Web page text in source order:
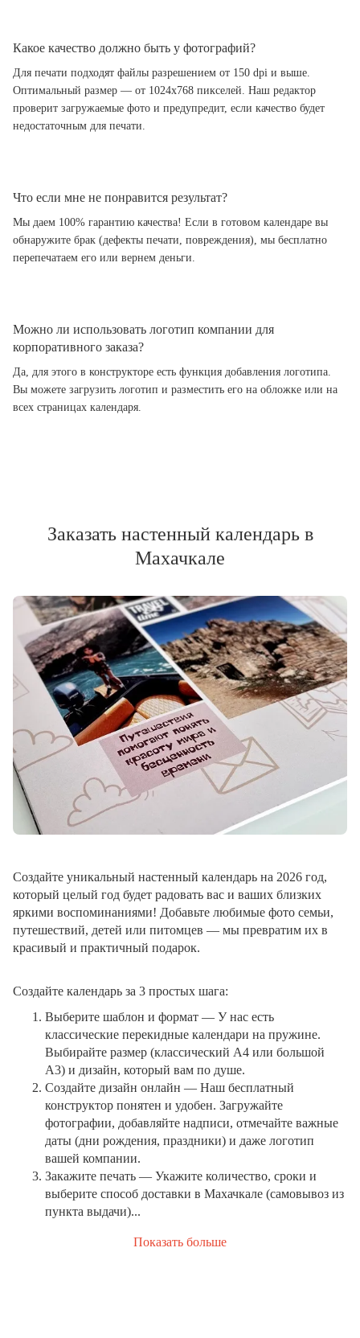
Какое качество должно быть у фотографий?
Для печати подходят файлы разрешением от 150 dpi и выше.
Оптимальный размер — от 1024x768 пикселей. Наш редактор
проверит загружаемые фото и предупредит, если качество будет
недостаточным для печати.
Что если мне не понравится результат?
Мы даем 100% гарантию качества! Если в готовом календаре вы
обнаружите брак (дефекты печати, повреждения), мы бесплатно
перепечатаем его или вернем деньги.
Можно ли использовать логотип компании для
корпоративного заказа?
Да, для этого в конструкторе есть функция добавления логотипа.
Вы можете загрузить логотип и разместить его на обложке или на
всех страницах календаря.
Заказать настенный календарь в
Махачкале
Создайте уникальный настенный календарь на 2026 год,
который целый год будет радовать вас и ваших близких
яркими воспоминаниями! Добавьте любимые фото семьи,
путешествий, детей или питомцев — мы превратим их в
красивый и практичный подарок.
Создайте календарь за 3 простых шага:
Выберите шаблон и формат — У нас есть
классические перекидные календари на пружине.
Выбирайте размер (классический A4 или большой
A3) и дизайн, который вам по душе.
Создайте дизайн онлайн — Наш бесплатный
конструктор понятен и удобен. Загружайте
фотографии, добавляйте надписи, отмечайте важные
даты (дни рождения, праздники) и даже логотип
вашей компании.
Закажите печать — Укажите количество, сроки и
выберите способ доставки в Махачкале (самовывоз из
пункта выдачи)...
Показать больше